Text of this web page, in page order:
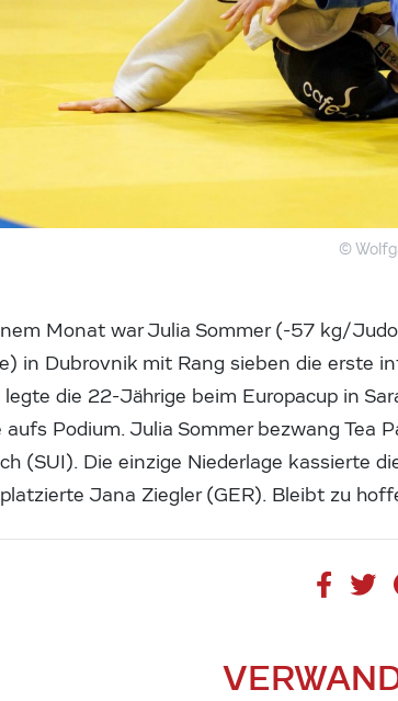
©
Monat war Julia Sommer (-57 kg/
in Dubrovnik mit Rang sieben die erste
die 22-Jährige beim Europacup in
aufs Podium. Julia Sommer bezwang Tea
(SUI). Die einzige Niederlage kassierte
Jana Ziegler (GER). Bleibt zu